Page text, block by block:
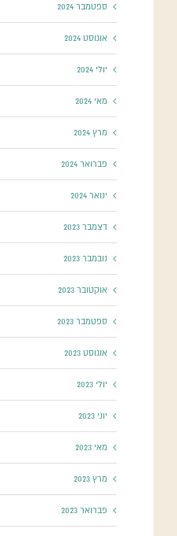
ספטמבר 2024
אוגוסט 2024
יולי 2024
מאי 2024
מרץ 2024
פברואר 2024
ינואר 2024
דצמבר 2023
נובמבר 2023
אוקטובר 2023
ספטמבר 2023
אוגוסט 2023
יולי 2023
יוני 2023
מאי 2023
מרץ 2023
פברואר 2023